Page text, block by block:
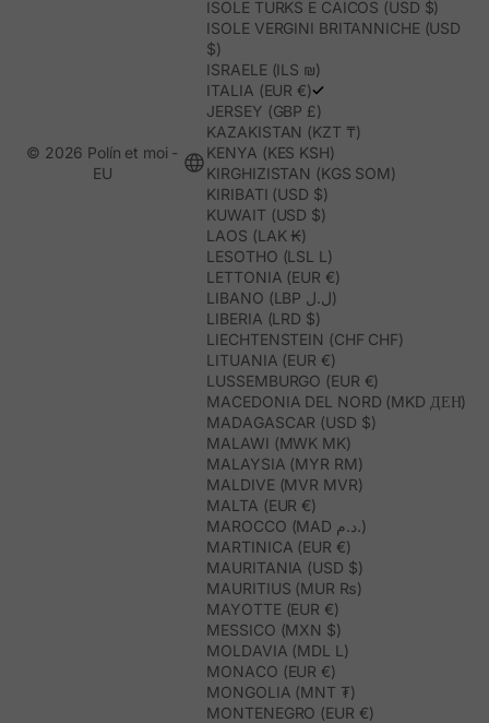
ISOLE TURKS E CAICOS (USD $)
ISOLE VERGINI BRITANNICHE (USD
$)
ISRAELE (ILS ₪)
ITALIA (EUR €)
JERSEY (GBP £)
KAZAKISTAN (KZT ₸)
KENYA (KES KSH)
KIRGHIZISTAN (KGS SOM)
KIRIBATI (USD $)
KUWAIT (USD $)
LAOS (LAK ₭)
LESOTHO (LSL L)
LETTONIA (EUR €)
LIBANO (LBP ل.ل)
LIBERIA (LRD $)
LIECHTENSTEIN (CHF CHF)
LITUANIA (EUR €)
LUSSEMBURGO (EUR €)
MACEDONIA DEL NORD (MKD ДЕН)
MADAGASCAR (USD $)
MALAWI (MWK MK)
MALAYSIA (MYR RM)
MALDIVE (MVR MVR)
MALTA (EUR €)
MAROCCO (MAD د.م.)
MARTINICA (EUR €)
MAURITANIA (USD $)
MAURITIUS (MUR ₨)
MAYOTTE (EUR €)
MESSICO (MXN $)
MOLDAVIA (MDL L)
MONACO (EUR €)
MONGOLIA (MNT ₮)
MONTENEGRO (EUR €)
© 2026 Polín et moi -
EU